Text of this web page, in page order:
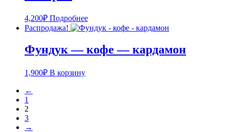
4,200₽ Подробнее
Распродажа!
Фундук — кофе — кардамон
1,900₽ В корзину
←
1
2
3
→